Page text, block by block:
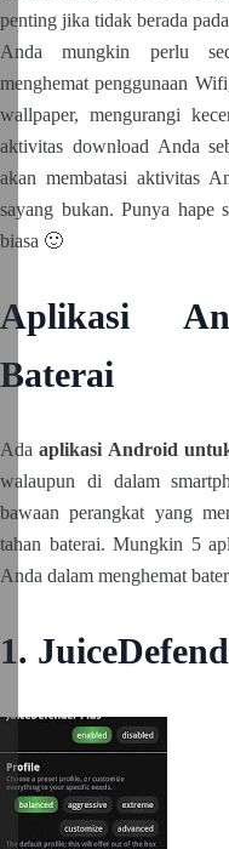
penting jika tidak berada
Anda mungkin perlu
menghemat penggunaan
wallpaper, mengurangi
aktivitas download Anda
akan membatasi aktivitas
sayang bukan. Punya hape
biasa 🙂
Aplikasi
Baterai
Adaaplikasi Android
walaupun di dalam
bawaan perangkat yang
tahan baterai. Mungkin 5
Anda dalam menghemat
1.